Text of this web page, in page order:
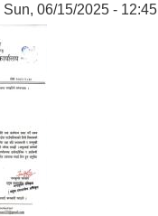
Sun, 06/15/2025 - 12:45